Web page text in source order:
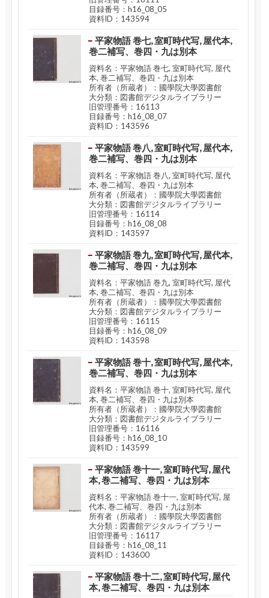
目録番号：h16_08_05
資料ID：143594
平家物語 巻七, 室町時代写, 屋代本,
巻二補写、巻四・九は別本
資料名：平家物語 巻七, 室町時代写, 屋代
本, 巻二補写、巻四・九は別本
所有者（所蔵者）：國學院大學図書館
大分類：図書館デジタルライブラリー
旧管理番号：16113
目録番号：h16_08_07
資料ID：143596
平家物語 巻八, 室町時代写, 屋代本,
巻二補写、巻四・九は別本
資料名：平家物語 巻八, 室町時代写, 屋代
本, 巻二補写、巻四・九は別本
所有者（所蔵者）：國學院大學図書館
大分類：図書館デジタルライブラリー
旧管理番号：16114
目録番号：h16_08_08
資料ID：143597
平家物語 巻九, 室町時代写, 屋代本,
巻二補写、巻四・九は別本
資料名：平家物語 巻九, 室町時代写, 屋代
本, 巻二補写、巻四・九は別本
所有者（所蔵者）：國學院大學図書館
大分類：図書館デジタルライブラリー
旧管理番号：16115
目録番号：h16_08_09
資料ID：143598
平家物語 巻十, 室町時代写, 屋代本,
巻二補写、巻四・九は別本
資料名：平家物語 巻十, 室町時代写, 屋代
本, 巻二補写、巻四・九は別本
所有者（所蔵者）：國學院大學図書館
大分類：図書館デジタルライブラリー
旧管理番号：16116
目録番号：h16_08_10
資料ID：143599
平家物語 巻十一, 室町時代写, 屋代
本, 巻二補写、巻四・九は別本
資料名：平家物語 巻十一, 室町時代写, 屋
代本, 巻二補写、巻四・九は別本
所有者（所蔵者）：國學院大學図書館
大分類：図書館デジタルライブラリー
旧管理番号：16117
目録番号：h16_08_11
資料ID：143600
平家物語 巻十二, 室町時代写, 屋代
本, 巻二補写、巻四・九は別本